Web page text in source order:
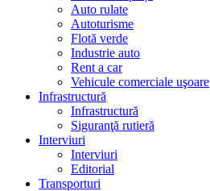
Auto rulate
Autoturisme
Flotă verde
Industrie auto
Rent a car
Vehicule comerciale uşoare
Infrastructură
Infrastructură
Siguranţă rutieră
Interviuri
Interviuri
Editorial
Transporturi